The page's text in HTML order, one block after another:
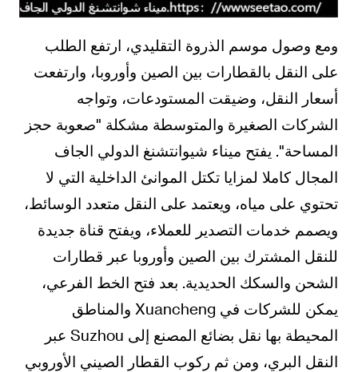
ومع وصول موسم الذروة التقليدي، ارتفع الطلب
على النقل بالقطارات بين الصين وأوروبا، وارتفعت
أسعار النقل، وضيقت المستودعات، وتواجه
الشركات الصغيرة والمتوسطة مشكلة "صعوبة حجز
المساحة". يفتح ميناء شيوانتشنغ الدولي الجاف
المجال كاملا لمزايا تكتل الموانئ الداخلية التي لا
تحتوي على مياه، ويعتمد على النقل متعدد الوسائط،
ويصمم خدمات التصدير للعملاء، ويفتح قناة جديدة
للنقل المشترك بين الصين وأوروبا عبر قطارات
الشحن والسكك الحديدية. بعد فتح الخط الفرعي،
يمكن للشركات في Xuancheng والمناطق
المحيطة بها نقل بضائع المصنع إلى Suzhou عبر
النقل البري، ومن ثم ركوب القطار الصيني الأوروبي